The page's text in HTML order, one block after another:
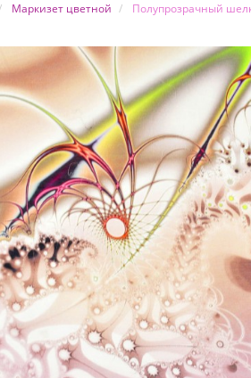
Маркизет цветной Полупрозрачный